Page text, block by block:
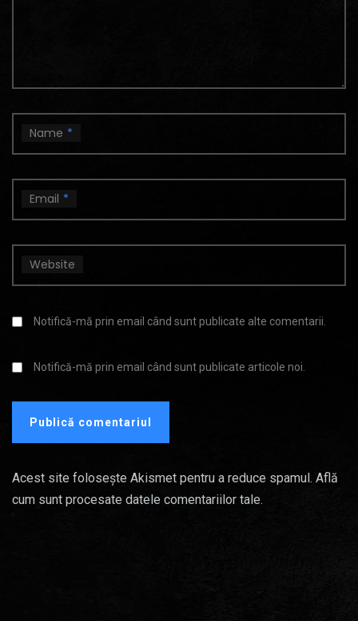
Name *
Email *
Website
Notifică-mă prin email când sunt publicate alte comentarii.
Notifică-mă prin email când sunt publicate articole noi.
Acest site folosește Akismet pentru a reduce spamul. Află
cum sunt procesate datele comentariilor tale.